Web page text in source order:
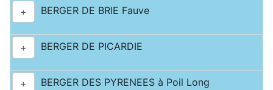
+ BERGER DE BRIE Fauve
+ BERGER DE PICARDIE
+ BERGER DES PYRENEES à Poil Long